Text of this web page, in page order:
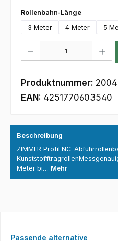
Rollenbahn-Längeauswählen
3 Meter
4 Meter 5
Produktnummer:
EAN: 4251770603540
Beschreibung
ZIMMER Profil NC-
Meter bi… Mehr
Produktgalerie
Passende alternative